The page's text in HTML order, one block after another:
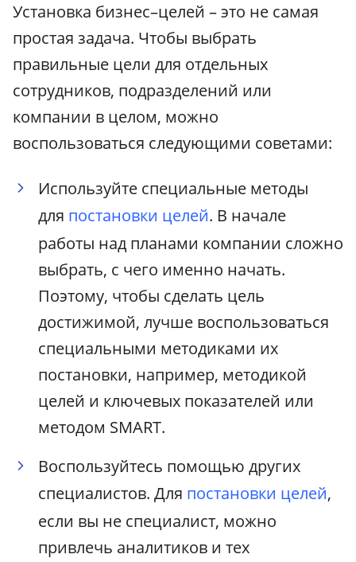
Установка бизнес–целей – это не самая
простая задача. Чтобы выбрать
правильные цели для отдельных
сотрудников, подразделений или
компании в целом, можно
воспользоваться следующими советами:
Используйте специальные методы
для постановки целей. В начале
работы над планами компании сложно
выбрать, с чего именно начать.
Поэтому, чтобы сделать цель
достижимой, лучше воспользоваться
специальными методиками их
постановки, например, методикой
целей и ключевых показателей или
методом SMART.
Воспользуйтесь помощью других
специалистов. Для постановки целей,
если вы не специалист, можно
привлечь аналитиков и тех